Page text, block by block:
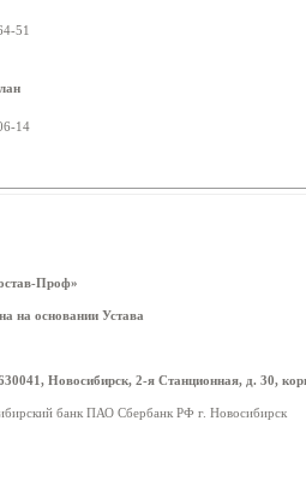
51
14
Проф»
на основании Устава
Новосибирск, 2-я Станционная, д. 30,
банк ПАО Сбербанк РФ г. Новосибирск